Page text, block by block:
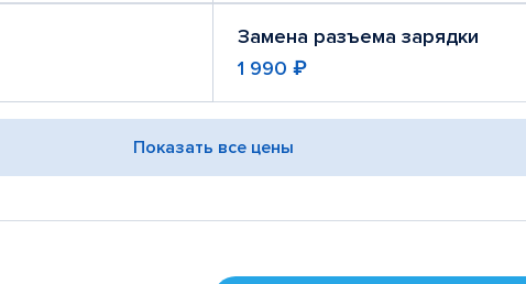
Замена разъема зарядки
1 990 ₽
Показать все цены